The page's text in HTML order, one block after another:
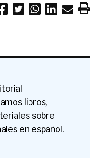
libros,
sobre
en español.